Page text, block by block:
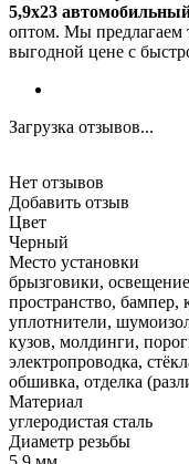
5,9x23
оптом. Мы предлагаем
выгодной цене с
Загрузка отзывов...
Нет отзывов
Добавить отзыв
Цвет
Черный
Место установки
брызговики,
пространство, бампер,
уплотнители,
кузов, молдинги,
электропроводка,
обшивка, отделка
Материал
углеродистая сталь
Диаметр резьбы